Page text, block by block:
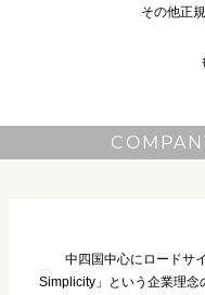
その他正
中四国中心にロードサ
Simplicity」という企業理念